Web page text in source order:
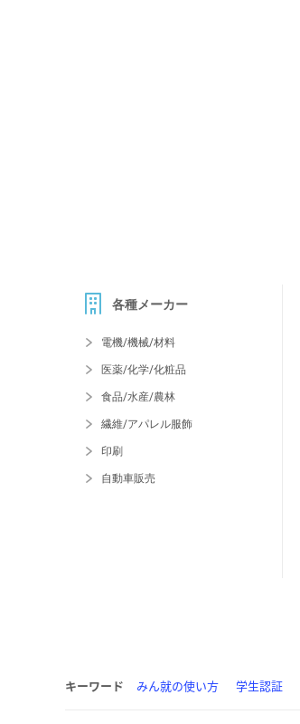
各種メーカー
電機/機械/材料
医薬/化学/化粧品
食品/水産/農林
繊維/アパレル服飾
印刷
自動車販売
キーワード みん就の使い方 学生認証